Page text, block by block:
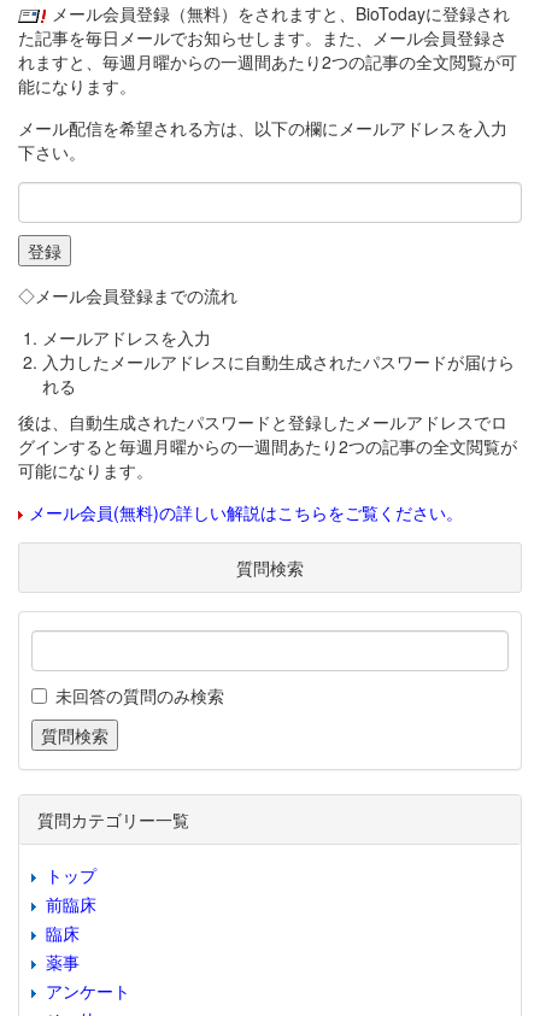
メール会員登録（無料）をされますと、BioTodayに登録され
た記事を毎日メールでお知らせします。また、メール会員登録さ
れますと、毎週月曜からの一週間あたり2つの記事の全文閲覧が可
能になります。
メール配信を希望される方は、以下の欄にメールアドレスを入力
下さい。
◇メール会員登録までの流れ
メールアドレスを入力
入力したメールアドレスに自動生成されたパスワードが届けら
れる
後は、自動生成されたパスワードと登録したメールアドレスでロ
グインすると毎週月曜からの一週間あたり2つの記事の全文閲覧が
可能になります。
メール会員(無料)の詳しい解説はこちらをご覧ください。
質問検索
未回答の質問のみ検索
質問カテゴリー一覧
トップ
前臨床
臨床
薬事
アンケート